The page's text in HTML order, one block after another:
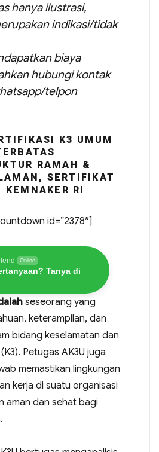
hanya ilustrasi,
indikasi/tidak
biaya
hubungi kontak
telpon
K3 UMUM
RAMAH &
SERTIFIKAT
KEMNAKER RI
id=”2378″]
Online
Tanya di
seseorang yang
keterampilan, dan
bidang keselamatan dan
Petugas AK3U juga
memastikan lingkungan
kerja di suatu organisasi
aman dan sehat bagi